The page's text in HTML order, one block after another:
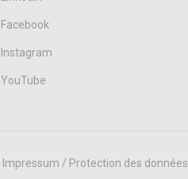
Facebook
Instagram
YouTube
Impressum / Protection des données